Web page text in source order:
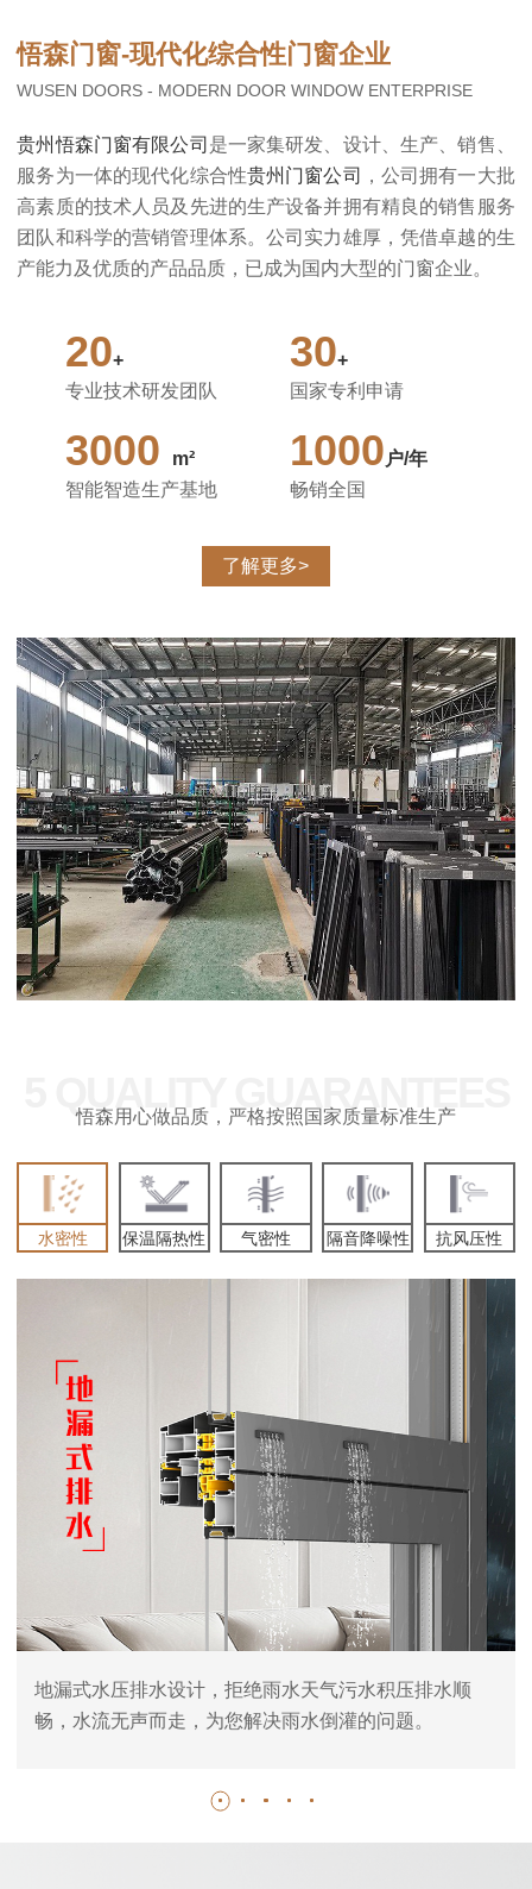
悟森门窗-现代化综合性门窗企业
WUSEN DOORS - MODERN DOOR WINDOW ENTERPRISE
贵州悟森门窗有限公司 是一家集研发、设计、生产、销售、
服务为一体的现代化综合性贵州门窗公司
，公司拥有一大批
高素质的技术人员及先进的生产设备并拥有精良的销售服务
团队和科学的营销管理体系。公司实力雄厚，凭借卓越的生
产能力及优质的产品品质，已成为国内大型的门窗企业。
20+
专业技术研发团队
30+
国家专利申请
3000 m²
智能智造生产基地
1000 户/年
畅销全国
了解更多>
5 QUALITY GUARANTEES
悟森用心做品质，严格按照国家质量标准生产
水密性 保温隔热性 气密性 隔音降噪性 抗风压性
地漏式水压排水设计，拒绝雨水天气污水积压排水顺
畅，水流无声而走，为您解决雨水倒灌的问题。